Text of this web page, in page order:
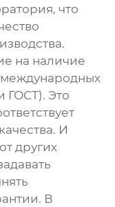
что
на наличие
международных
ГОСТ). Это
И
других
В